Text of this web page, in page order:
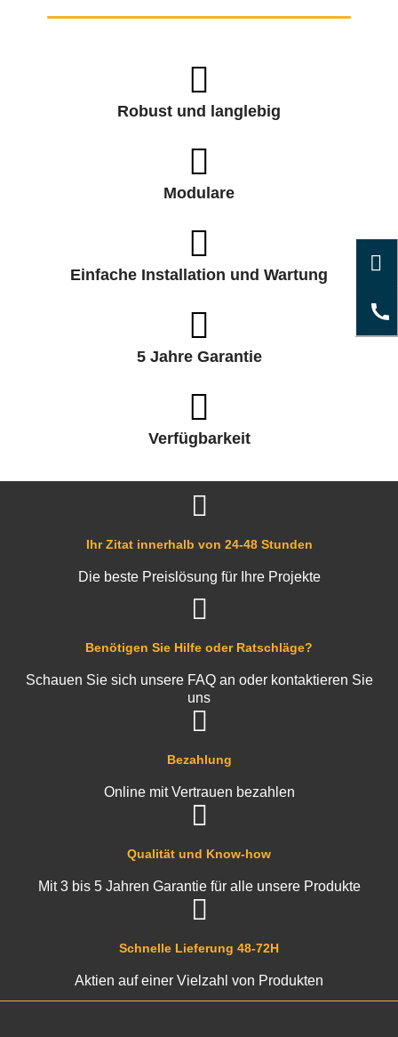
Robust und langlebig
Modulare
Einfache Installation und Wartung
5 Jahre Garantie
Verfügbarkeit
Schnelle Lieferung 48-72H
Aktien auf einer Vielzahl von Produkten
Qualität und Know-how
Mit 3 bis 5 Jahren Garantie für alle unsere Produkte
Bezahlung
Online mit Vertrauen bezahlen
Benötigen Sie Hilfe oder Ratschläge?
Schauen Sie sich unsere FAQ an oder kontaktieren Sie
uns
Ihr Zitat innerhalb von 24-48 Stunden
Die beste Preislösung für Ihre Projekte